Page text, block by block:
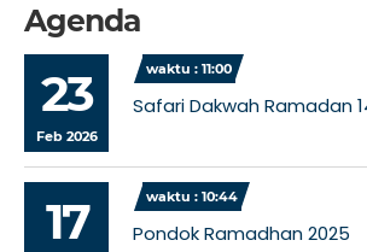
Agenda
23
Feb 2026
waktu : 11:00
Safari Dakwah Ramadan
17 waktu : 10:44
Pondok Ramadhan 2025